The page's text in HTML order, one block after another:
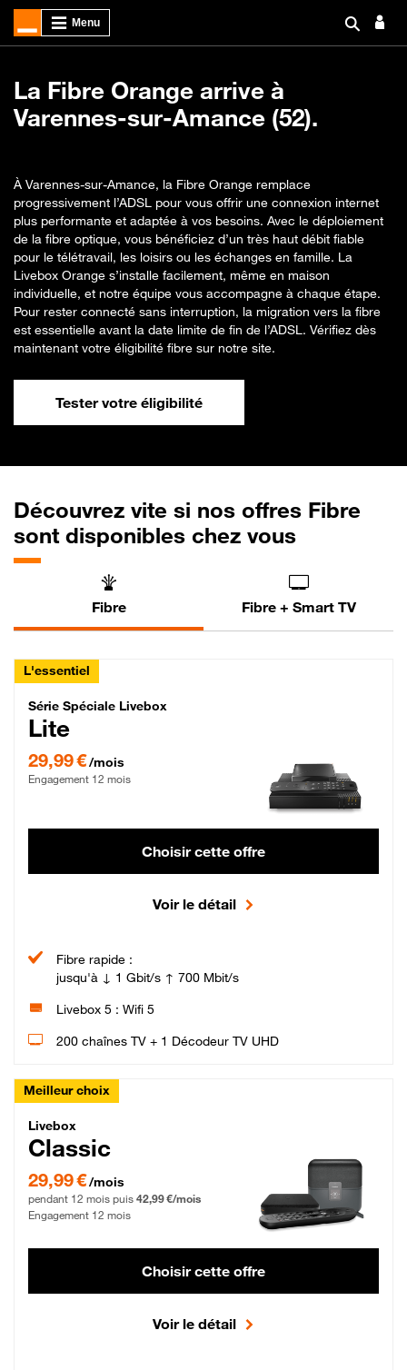
La Fibre Orange arrive à
Varennes-sur-Amance (52).
À Varennes-sur-Amance, la Fibre Orange remplace
progressivement l’ADSL pour vous offrir une connexion internet
plus performante et adaptée à vos besoins. Avec le déploiement
de la fibre optique, vous bénéficiez d’un très haut débit fiable
pour le télétravail, les loisirs ou les échanges en famille. La
Livebox Orange s’installe facilement, même en maison
individuelle, et notre équipe vous accompagne à chaque étape.
Pour rester connecté sans interruption, la migration vers la fibre
est essentielle avant la date limite de fin de l’ADSL. Vérifiez dès
maintenant votre éligibilité fibre sur notre site.
Tester votre éligibilité
Découvrez vite si nos offres Fibre
sont disponibles chez vous
Fibre Fibre + Smart TV
L'essentiel
Série Spéciale Livebox Lite Fibre
Série Spéciale Livebox
Lite
29,99 €/mois
Engagement 12 mois
Choisir cette offre
Voir le détail
Fibre rapide :
jusqu'à ↓ 1 Gbit/s ↑ 700 Mbit/s
Livebox 5 : Wifi 5
200 chaînes TV + 1 Décodeur TV UHD
Meilleur choix
Livebox Classic Fibre
Livebox
Classic
29,99 € par mois pendant 12 mois puis 42,99 € par mois, Engagement 12 mois
29,99 €/mois
pendant 12 mois puis 42,99 €/mois
Engagement 12 mois
Choisir cette offre
Voir le détail